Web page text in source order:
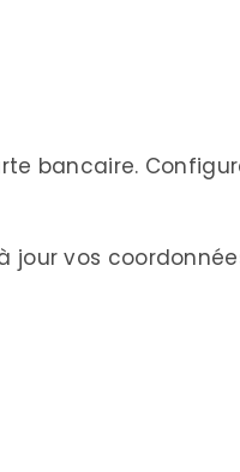
bancaire.
jour vos